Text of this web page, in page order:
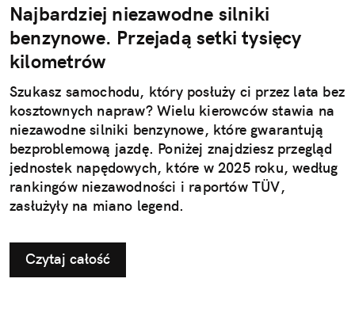
Najbardziej niezawodne silniki
benzynowe. Przejadą setki tysięcy
kilometrów
Szukasz samochodu, który posłuży ci przez lata bez
kosztownych napraw? Wielu kierowców stawia na
niezawodne silniki benzynowe, które gwarantują
bezproblemową jazdę. Poniżej znajdziesz przegląd
jednostek napędowych, które w 2025 roku, według
rankingów niezawodności i raportów TÜV,
zasłużyły na miano legend.
Czytaj całość